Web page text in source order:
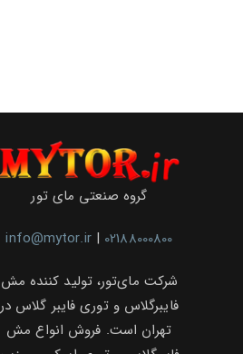
گروه صنعتی مای تور
info@mytor.ir| 02188000800
شرکت مای‌تور، تولید کننده مش
فایبرگلاس و توری فایبر گلاس در
تهران است. فروش انواع مش